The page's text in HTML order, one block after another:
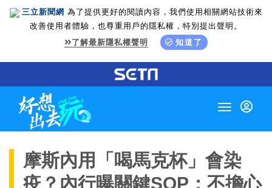
三立新聞網 為了提供更好的閱讀內容，我們使用相關網站技術來
改善使用者體驗，也尊重用戶的隱私權，特別提出聲明。
了解最新隱私權聲明
知道了
Toggle
摩斯內用「喝馬克杯」會染
疫？內行曝關鍵SOP：不擔心